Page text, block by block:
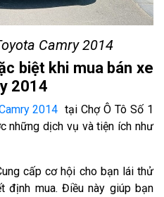
Camry 2014
biệt khi mua bán xe
2014
2014 tại Chợ Ô Tô Số 1
những dịch vụ và tiện ích như
cấp cơ hội cho bạn lái thử
định mua. Điều này giúp bạn